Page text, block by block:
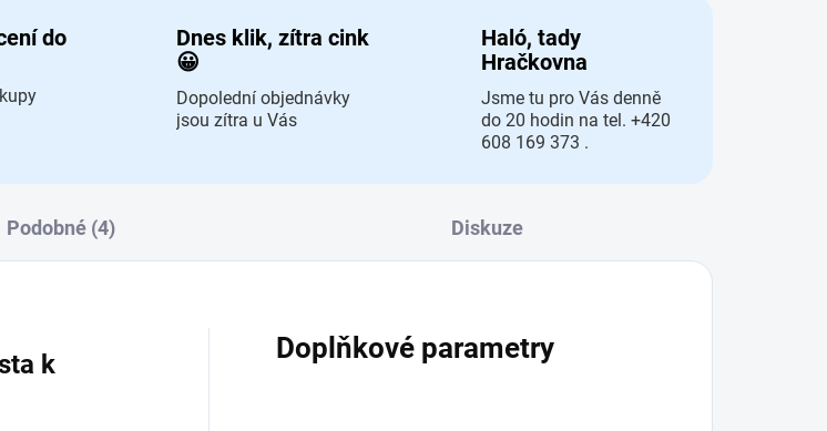
do
Dnes klik, zítra cink
😀
Dopolední objednávky
jsou zítra u Vás
Haló, tady
Hračkovna
Jsme tu pro Vás denně
do 20 hodin na tel. +420
608 169 373 .
Podobné (4) Diskuze
k
Doplňkové parametry